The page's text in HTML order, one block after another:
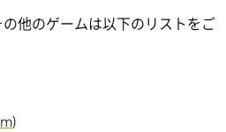
他のゲームは以下のリストをご
)